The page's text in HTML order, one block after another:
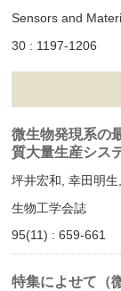
Sensors and
30 : 1197-1206
微生物発現系の
質大量生産シス
坪井宏和, 幸田明
生物工学会誌
95(11) : 659-661
特集によせて（